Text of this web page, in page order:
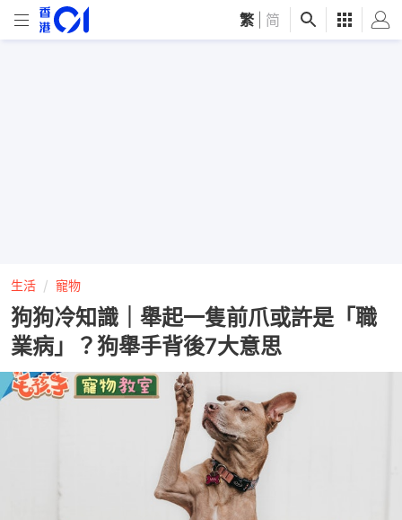
繁 简
生活 寵物
狗狗冷知識｜舉起一隻前爪或許是「職
業病」？狗舉手背後7大意思